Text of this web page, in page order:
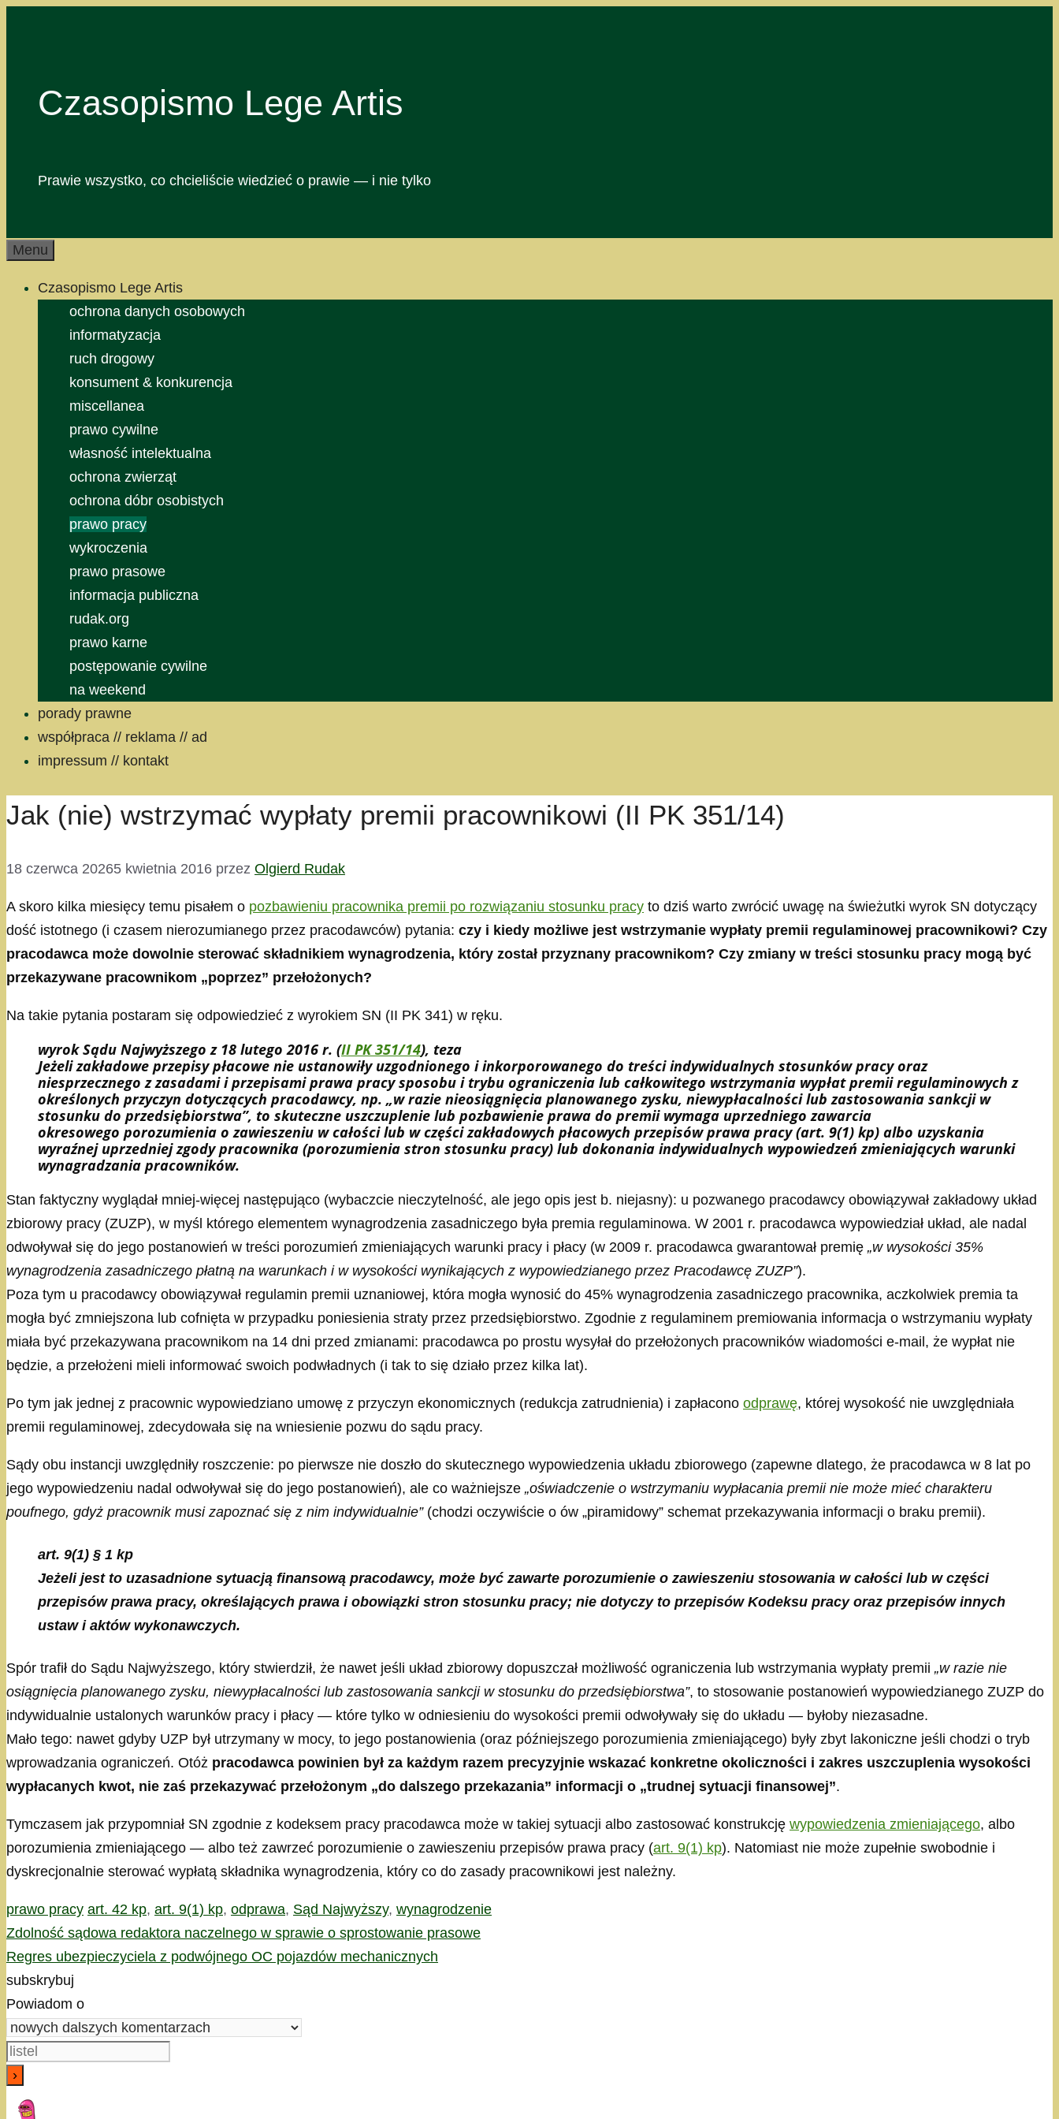
Czasopismo Lege Artis
Prawie wszystko, co chcieliście wiedzieć o prawie — i nie tylko
Menu
Czasopismo Lege Artis
ochrona danych osobowych
informatyzacja
ruch drogowy
konsument & konkurencja
miscellanea
prawo cywilne
własność intelektualna
ochrona zwierząt
ochrona dóbr osobistych
prawo pracy
wykroczenia
prawo prasowe
informacja publiczna
rudak.org
prawo karne
postępowanie cywilne
na weekend
porady prawne
współpraca // reklama // ad
impressum // kontakt
Jak (nie) wstrzymać wypłaty premii pracownikowi (II PK 351/14)
18 czerwca 20265 kwietnia 2016 przez Olgierd Rudak
A skoro kilka miesięcy temu pisałem o pozbawieniu pracownika premii po rozwiązaniu stosunku pracy to dziś warto zwrócić uwagę na świeżutki wyrok SN dotyczący
dość istotnego (i czasem nierozumianego przez pracodawców) pytania: czy i kiedy możliwe jest wstrzymanie wypłaty premii regulaminowej pracownikowi? Czy
pracodawca może dowolnie sterować składnikiem wynagrodzenia, który został przyznany pracownikom? Czy zmiany w treści stosunku pracy mogą być
przekazywane pracownikom „poprzez” przełożonych?
Na takie pytania postaram się odpowiedzieć z wyrokiem SN (II PK 341) w ręku.
wyrok Sądu Najwyższego z 18 lutego 2016 r. (II PK 351/14), teza
Jeżeli zakładowe przepisy płacowe nie ustanowiły uzgodnionego i inkorporowanego do treści indywidualnych stosunków pracy oraz
niesprzecznego z zasadami i przepisami prawa pracy sposobu i trybu ograniczenia lub całkowitego wstrzymania wypłat premii regulaminowych z
określonych przyczyn dotyczących pracodawcy, np. „w razie nieosiągnięcia planowanego zysku, niewypłacalności lub zastosowania sankcji w
stosunku do przedsiębiorstwa”, to skuteczne uszczuplenie lub pozbawienie prawa do premii wymaga uprzedniego zawarcia
okresowego porozumienia o zawieszeniu w całości lub w części zakładowych płacowych przepisów prawa pracy (art. 9(1) kp) albo uzyskania
wyraźnej uprzedniej zgody pracownika (porozumienia stron stosunku pracy) lub dokonania indywidualnych wypowiedzeń zmieniających warunki
wynagradzania pracowników.
Stan faktyczny wyglądał mniej-więcej następująco (wybaczcie nieczytelność, ale jego opis jest b. niejasny): u pozwanego pracodawcy obowiązywał zakładowy układ
zbiorowy pracy (ZUZP), w myśl którego elementem wynagrodzenia zasadniczego była premia regulaminowa. W 2001 r. pracodawca wypowiedział układ, ale nadal
odwoływał się do jego postanowień w treści porozumień zmieniających warunki pracy i płacy (w 2009 r. pracodawca gwarantował premię „w wysokości 35%
wynagrodzenia zasadniczego płatną na warunkach i w wysokości wynikających z wypowiedzianego przez Pracodawcę ZUZP”).
Poza tym u pracodawcy obowiązywał regulamin premii uznaniowej, która mogła wynosić do 45% wynagrodzenia zasadniczego pracownika, aczkolwiek premia ta
mogła być zmniejszona lub cofnięta w przypadku poniesienia straty przez przedsiębiorstwo. Zgodnie z regulaminem premiowania informacja o wstrzymaniu wypłaty
miała być przekazywana pracownikom na 14 dni przed zmianami: pracodawca po prostu wysyłał do przełożonych pracowników wiadomości e-mail, że wypłat nie
będzie, a przełożeni mieli informować swoich podwładnych (i tak to się działo przez kilka lat).
Po tym jak jednej z pracownic wypowiedziano umowę z przyczyn ekonomicznych (redukcja zatrudnienia) i zapłacono odprawę, której wysokość nie uwzględniała
premii regulaminowej, zdecydowała się na wniesienie pozwu do sądu pracy.
Sądy obu instancji uwzględniły roszczenie: po pierwsze nie doszło do skutecznego wypowiedzenia układu zbiorowego (zapewne dlatego, że pracodawca w 8 lat po
jego wypowiedzeniu nadal odwoływał się do jego postanowień), ale co ważniejsze „oświadczenie o wstrzymaniu wypłacania premii nie może mieć charakteru
poufnego, gdyż pracownik musi zapoznać się z nim indywidualnie” (chodzi oczywiście o ów „piramidowy” schemat przekazywania informacji o braku premii).
art. 9(1) § 1 kp
Jeżeli jest to uzasadnione sytuacją finansową pracodawcy, może być zawarte porozumienie o zawieszeniu stosowania w całości lub w części
przepisów prawa pracy, określających prawa i obowiązki stron stosunku pracy; nie dotyczy to przepisów Kodeksu pracy oraz przepisów innych
ustaw i aktów wykonawczych.
Spór trafił do Sądu Najwyższego, który stwierdził, że nawet jeśli układ zbiorowy dopuszczał możliwość ograniczenia lub wstrzymania wypłaty premii „w razie nie
osiągnięcia planowanego zysku, niewypłacalności lub zastosowania sankcji w stosunku do przedsiębiorstwa”, to stosowanie postanowień wypowiedzianego ZUZP do
indywidualnie ustalonych warunków pracy i płacy — które tylko w odniesieniu do wysokości premii odwoływały się do układu — byłoby niezasadne.
Mało tego: nawet gdyby UZP był utrzymany w mocy, to jego postanowienia (oraz późniejszego porozumienia zmieniającego) były zbyt lakoniczne jeśli chodzi o tryb
wprowadzania ograniczeń. Otóż pracodawca powinien był za każdym razem precyzyjnie wskazać konkretne okoliczności i zakres uszczuplenia wysokości
wypłacanych kwot, nie zaś przekazywać przełożonym „do dalszego przekazania” informacji o „trudnej sytuacji finansowej”.
Tymczasem jak przypomniał SN zgodnie z kodeksem pracy pracodawca może w takiej sytuacji albo zastosować konstrukcję wypowiedzenia zmieniającego, albo
porozumienia zmieniającego — albo też zawrzeć porozumienie o zawieszeniu przepisów prawa pracy (art. 9(1) kp). Natomiast nie może zupełnie swobodnie i
dyskrecjonalnie sterować wypłatą składnika wynagrodzenia, który co do zasady pracownikowi jest należny.
Kategorie
prawo pracy Tagi
art. 42 kp, art. 9(1) kp, odprawa, Sąd Najwyższy, wynagrodzenie
Zdolność sądowa redaktora naczelnego w sprawie o sprostowanie prasowe
Regres ubezpieczyciela z podwójnego OC pojazdów mechanicznych
subskrybuj
Powiadom o